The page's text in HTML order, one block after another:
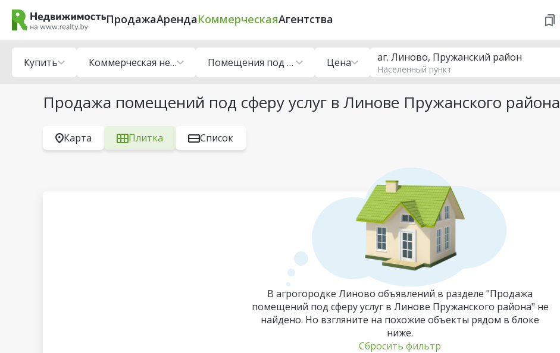
ПродажаАрендаКоммерческаяАгентства
Продажа помещений под сферу услуг в Линове Пружанского района
Купить Коммерческая недвижимость Помещения под сферу услуг Цена аг. Линово, Пружанский район
Населенный пункт
Карта Плитка Список
В агрогородке Линово объявлений в разделе "Продажа
помещений под сферу услуг в Линове Пружанского района" не
найдено. Но взгляните на похожие объекты рядом в блоке
ниже.
Сбросить фильтр